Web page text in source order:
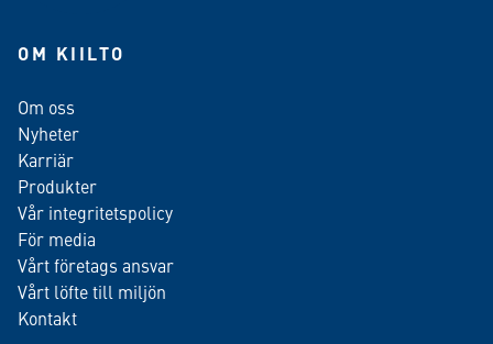
OM KIILTO
Om oss
Nyheter
Karriär
Produkter
Vår integritetspolicy
För media
Vårt företags ansvar
Vårt löfte till miljön
Kontakt